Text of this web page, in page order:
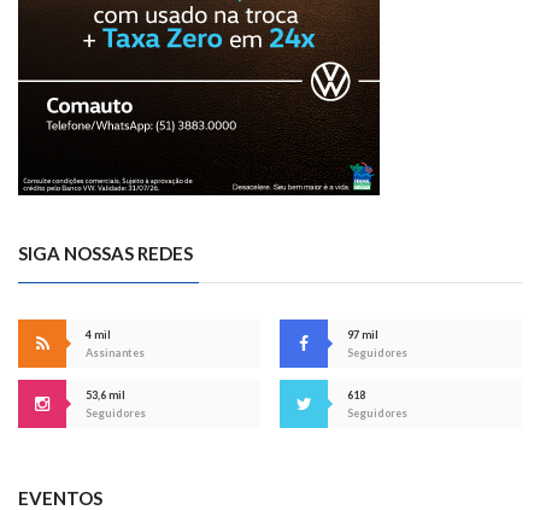
SIGA NOSSAS REDES
4 mil
Assinantes
97 mil
Seguidores
53,6 mil
Seguidores
618
Seguidores
EVENTOS